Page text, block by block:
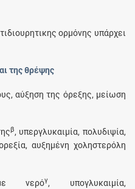
ορμόνης υπάρχει
της θρέψης
αύξηση της όρεξης, μείωση
β, υπεργλυκαιμία, πολυδιψία,
αυξημένη χοληστερόλη
νερόγ, υπογλυκαιμία,